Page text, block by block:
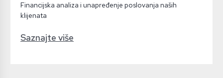
Financijska analiza i unapređenje poslovanja naših
klijenata
Saznajte više